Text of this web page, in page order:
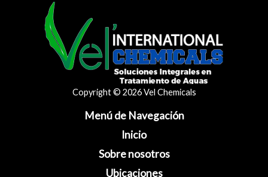
Copyright © 2026 Vel Chemicals
Menú de Navegación
Inicio
Sobre nosotros
Ubicaciones